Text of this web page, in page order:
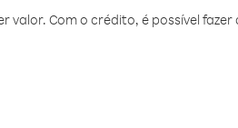
Com o crédito, é possível